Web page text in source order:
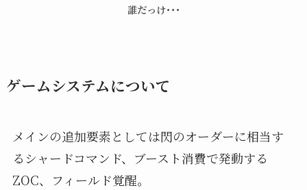
誰だっけ･･･
ゲームシステムについて
メインの追加要素としては閃のオーダーに相当す
るシャードコマンド、ブースト消費で発動する
ZOC、フィールド覚醒。